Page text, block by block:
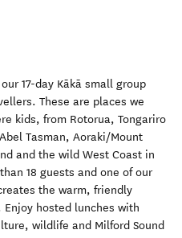
17-day Kākā small group
These are places we
kids, from Rotorua, Tongariro
Tasman, Aoraki/Mount
and the wild West Coast in
18 guests and one of our
the warm, friendly
hosted lunches with
wildlife and Milford Sound